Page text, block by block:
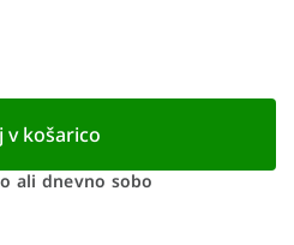
v košarico
ali dnevno sobo